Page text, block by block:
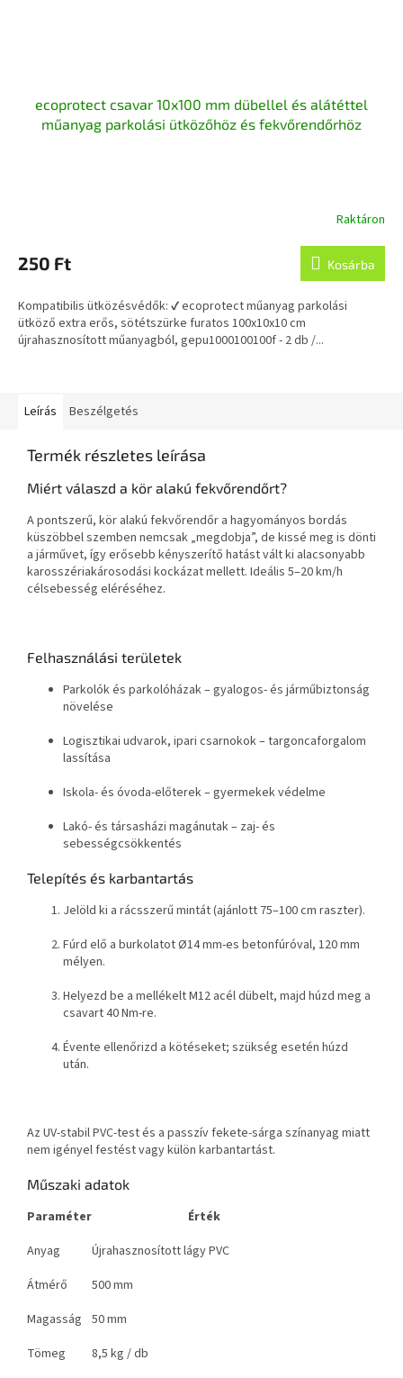
ecoprotect csavar 10x100 mm dübellel és alátéttel
műanyag parkolási ütközőhöz és fekvőrendőrhöz
Raktáron
250 Ft Kosárba
Kompatibilis ütközésvédők: ✔ ecoprotect műanyag parkolási
ütköző extra erős, sötétszürke furatos 100x10x10 cm
újrahasznosított műanyagból, gepu1000100100f - 2 db /...
Leírás Beszélgetés
Termék részletes leírása
Miért válaszd a kör alakú fekvőrendőrt?
A pontszerű, kör alakú fekvőrendőr a hagyományos bordás
küszöbbel szemben nemcsak „megdobja”, de kissé meg is dönti
a járművet, így erősebb kényszerítő hatást vált ki alacsonyabb
karosszériakárosodási kockázat mellett. Ideális 5–20 km/h
célsebesség eléréséhez.
Felhasználási területek
Parkolók és parkolóházak – gyalogos- és járműbiztonság
növelése
Logisztikai udvarok, ipari csarnokok – targoncaforgalom
lassítása
Iskola- és óvoda-előterek – gyermekek védelme
Lakó- és társasházi magánutak – zaj- és
sebességcsökkentés
Telepítés és karbantartás
Jelöld ki a rácsszerű mintát (ajánlott 75–100 cm raszter).
Fúrd elő a burkolatot Ø14 mm-es betonfúróval, 120 mm
mélyen.
Helyezd be a mellékelt M12 acél dübelt, majd húzd meg a
csavart 40 Nm-re.
Évente ellenőrizd a kötéseket; szükség esetén húzd
után.
Az UV-stabil PVC-test és a passzív fekete-sárga színanyag miatt
nem igényel festést vagy külön karbantartást.
Műszaki adatok
Paraméter
Érték
Anyag
Újrahasznosított lágy PVC
Átmérő
500 mm
Magasság 50 mm
Tömeg
8,5 kg / db